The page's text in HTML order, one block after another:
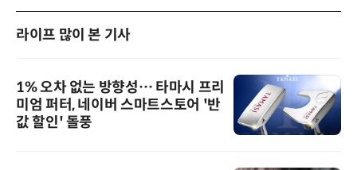
라이프 많이 본 기사
1% 오차 없는 방향성… 타마시 프리
미엄 퍼터, 네이버 스마트스토어 '반
값 할인' 돌풍